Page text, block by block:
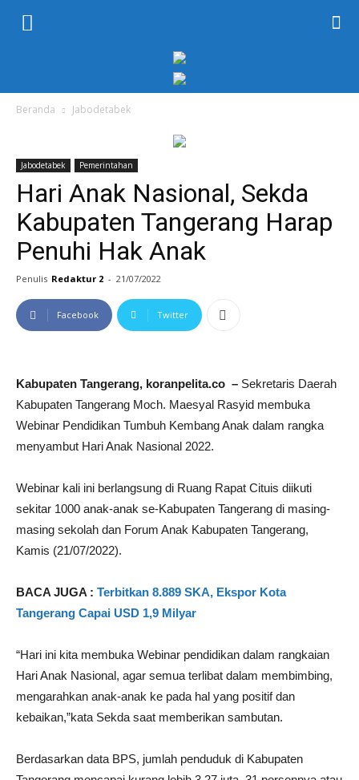
Beranda Jabodetabek
Jabodetabek Pemerintahan
Hari Anak Nasional, Sekda
Kabupaten Tangerang Harap
Penuhi Hak Anak
Penulis Redaktur 2 - 21/07/2022
Facebook Twitter
Kabupaten Tangerang, koranpelita.co – Sekretaris Daerah
Kabupaten Tangerang Moch. Maesyal Rasyid membuka
Webinar Pendidikan Tumbuh Kembang Anak dalam rangka
menyambut Hari Anak Nasional 2022.
Webinar kali ini berlangsung di Ruang Rapat Cituis diikuti
sekitar 1000 anak-anak se-Kabupaten Tangerang di masing-
masing sekolah dan Forum Anak Kabupaten Tangerang,
Kamis (21/07/2022).
BACA JUGA : Terbitkan 8.889 SKA, Ekspor Kota
Tangerang Capai USD 1,9 Milyar
“Hari ini kita membuka Webinar pendidikan dalam rangkaian
Hari Anak Nasional, agar semua terlibat dalam membimbing,
mengarahkan anak-anak ke pada hal yang positif dan
kebaikan,”kata Sekda saat memberikan sambutan.
Berdasarkan data BPS, jumlah penduduk di Kabupaten